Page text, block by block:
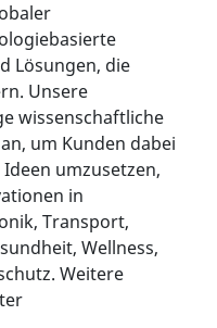
Lösungen, die
Unsere
wissenschaftliche
um Kunden dabei
umzusetzen,
in
Transport,
Wellness,
Weitere